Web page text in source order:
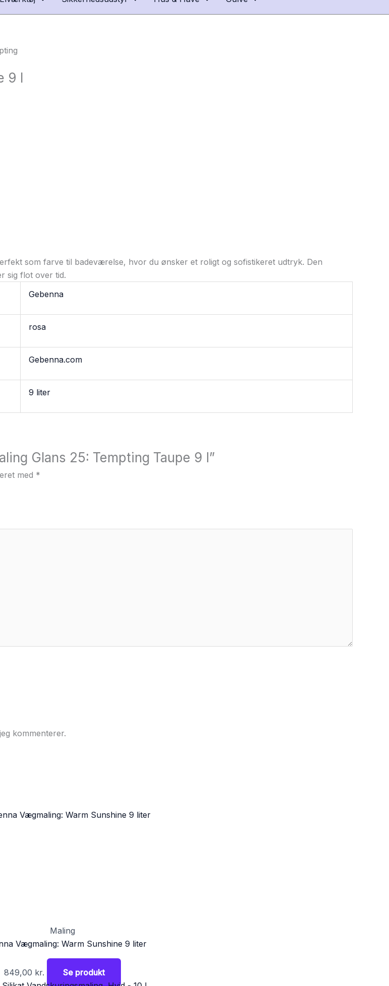
9 l
som farve til badeværelse, hvor du ønsker et roligt og sofistikeret udtryk. Den
sig flot over tid.
Gebenna
rosa
Gebenna.com
9 liter
Glans 25: Tempting Taupe 9 l”
med *
kommenterer.
Maling
Vægmaling: Warm Sunshine 9 liter
849,00 kr. Se produkt